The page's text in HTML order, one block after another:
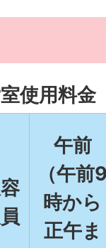
使用料金
午前
（午前
時から
正午ま